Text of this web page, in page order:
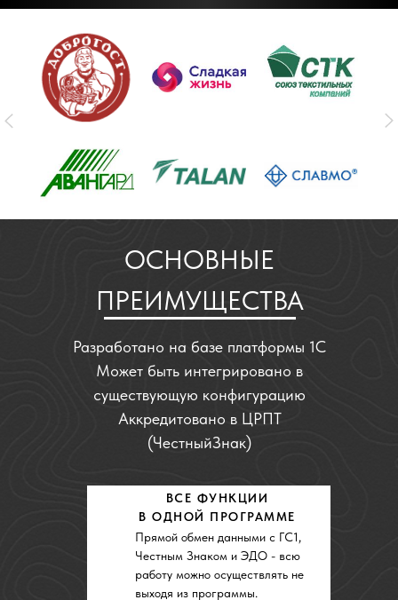
ПОДДЕРЖКА
МАШИННОГО ЗРЕНИЯ
машинного зрения через
ClusterHub, по протоколу TCP/IP
в режиме реального времени.
Прямой обмен данными с ГС1,
Честным Знаком и ЭДО - всю
работу можно осуществлять не
выходя из программы.
В ОДНОЙ ПРОГРАММЕ
Разработано на базе платформы 1С
Аккредитовано в ЦРПТ
ОСНОВНЫЕ